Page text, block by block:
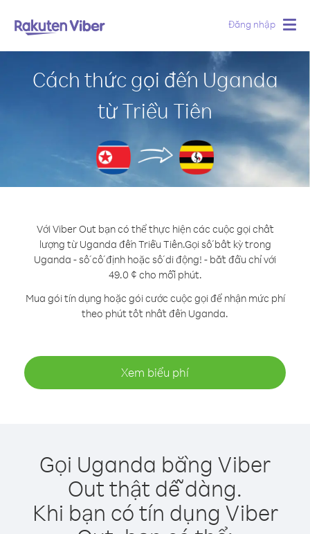
Đăng nhập
Cách thức gọi đến Uganda
từ Triều Tiên
Với Viber Out bạn có thể thực hiện các cuộc gọi chất
lượng từ Uganda đến Triều Tiên.Gọi số bất kỳ trong
Uganda - số cố định hoặc số di động! - bắt đầu chỉ với
49.0 ¢ cho mỗi phút.
Mua gói tín dụng hoặc gói cước cuộc gọi để nhận mức phí
theo phút tốt nhất đến Uganda.
Xem biểu phí
Gọi Uganda bằng Viber
Out thật dễ dàng.
Khi bạn có tín dụng Viber